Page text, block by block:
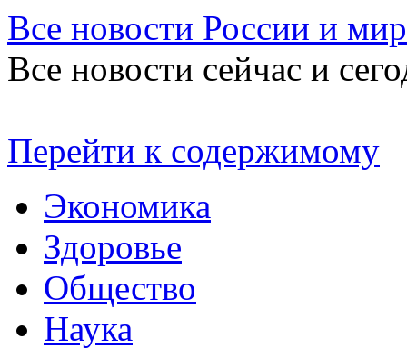
Все новости России и
Все новости сейчас и
Перейти к содержимому
Экономика
Здоровье
Общество
Наука